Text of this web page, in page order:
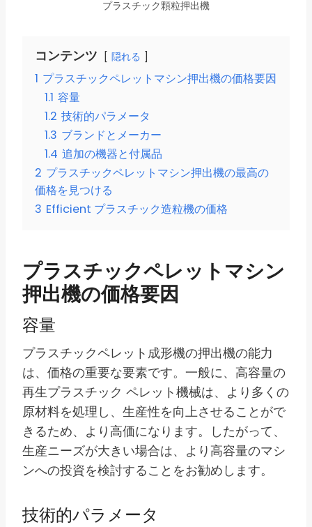
プラスチック顆粒押出機
コンテンツ 隠れる
1 プラスチックペレットマシン押出機の価格要因
1.1 容量
1.2 技術的パラメータ
1.3 ブランドとメーカー
1.4 追加の機器と付属品
2 プラスチックペレットマシン押出機の最高の
価格を見つける
3 Efficient プラスチック造粒機の価格
プラスチックペレットマシン
押出機の価格要因
容量
プラスチックペレット成形機の押出機の能力
は、価格の重要な要素です。一般に、高容量の
再生プラスチック ペレット機械は、より多くの
原材料を処理し、生産性を向上させることがで
きるため、より高価になります。したがって、
生産ニーズが大きい場合は、より高容量のマシ
ンへの投資を検討することをお勧めします。
技術的パラメータ